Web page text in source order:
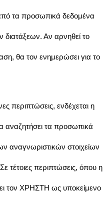
τα προσωπικά δεδομένα
Αν αρνηθεί το
θα τον ενημερώσει για το
περιπτώσεις, ενδέχεται η
αναζητήσει τα προσωπικά
στοιχείων
τέτοιες περιπτώσεις, όπου η
τον ΧΡΗΣΤΗ ως υποκείμενο